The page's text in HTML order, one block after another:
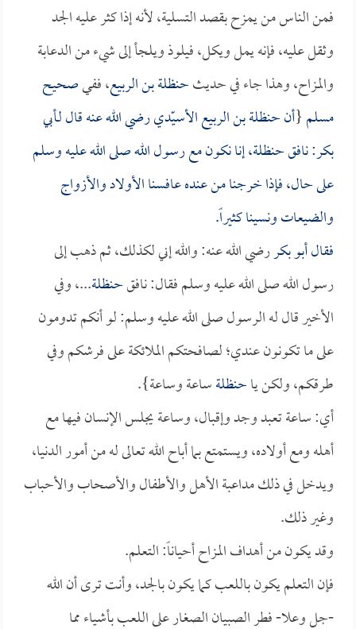
فمن الناس من يمزح بقصد التسلية، لأنه إذا كثر عليه الجد
وثقل عليه، فإنه يمل ويكل، فيلوذ ويلجأ إلى شيء من الدعابة
والمزاح، وهذا جاء في حديثحنظلة بن الربيع، ففيصحيح
مسلم{أنحنظلة بن الربيع الأسيّديرضي الله عنه قال لـأبي
بكر: نافقحنظلة، إنا نكون مع رسول الله صلى الله عليه وسلم
على حال، فإذا خرجنا من عنده عافسنا الأولاد والأزواج
والضيعات ونسينا كثيراً.
فقالأبو بكررضي الله عنه: والله إني لكذلك، ثم ذهب إلى
رسول الله صلى الله عليه وسلم فقال: نافقحنظلة...، وفي
الأخير قال له الرسول صلى الله عليه وسلم: لو أنكم تدومون
على ما تكونون عندي؛ لصافحتكم الملائكة على فرشكم وفي
طرقكم، ولكن ياحنظلةساعة وساعة}.
أي: ساعة تعبد وجد وإقبال، وساعة يجلس الإنسان فيها مع
أهله ومع أولاده، ويستمتع بما أباح الله تعالى له من أمور الدنيا،
ويدخل في ذلك مداعبة الأهل والأطفال والأصحاب والأحباب
وغير ذلك.
وقد يكون من أهداف المزاح أحياناً: التعلم.
فإن التعلم يكون باللعب كما يكون بالجد، وأنت ترى أن الله
-جل وعلا- فطر الصبيان الصغار على اللعب بأشياء مما